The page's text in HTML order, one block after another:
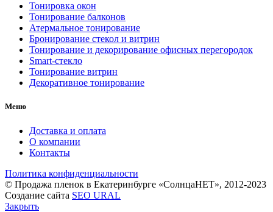
Тонировка окон
Тонирование балконов
Атермальное тонирование
Бронирование стекол и витрин
Тонирование и декорирование офисных перегородок
Smart-стекло
Тонирование витрин
Декоративное тонирование
Меню
Доставка и оплата
О компании
Контакты
Политика конфиденциальности
© Продажа пленок в Екатеринбурге «СолнцаНЕТ», 2012-2023
Создание сайта SEO URAL
Закрыть